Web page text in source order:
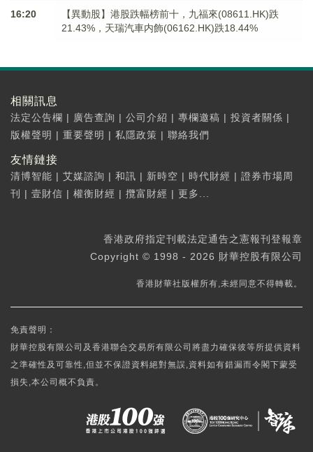
16:20
【異動股】港股跌幅榜前十，九福來(08611.HK)跌
21.43%，天瑞汽車内飾(06162.HK)跌18.44%
相關訊息
法定公告欄 | 廣告查詢 | 公司介紹 | 專欄邀稿 | 投資者關係 |
版權聲明 | 重要聲明 | 私隱政策 | 聯絡我們
友情鏈接
清博智能 | 艾媒諮詢 | 和訊 | 新時空 | 時代財經 | 證券市場周
刊
| 壹財信 | 權衡財經 | 攬富財經 | 更多...
香港政府指定刊載法定通告之憲報刊登報章
Copyright © 1998 - 2026 財華控股有限公司
香港財華社版權所有,未經同意不得轉載。
免責聲明：
財華控股有限公司及香港聯合交易所有限公司將盡力確保彼等所提供資料
之準確性及可靠性,但並不保證資料絕對無誤,資料如有錯漏而令閣下蒙受
損失,本公司概不負責。